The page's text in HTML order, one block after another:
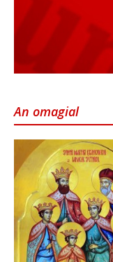
An omagial